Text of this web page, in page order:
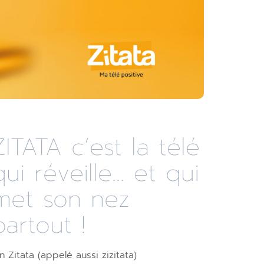
c’est la télé
réveille... et qui
son nez
!
Zitata (appelé aussi zizitata)